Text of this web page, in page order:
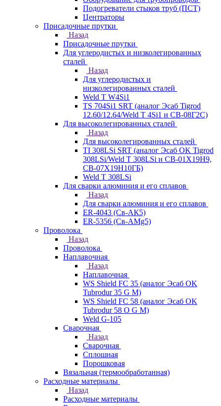
Подогреватели стыков труб (ПСТ)
Центраторы
Присадочные прутки
Назад
Присадочные прутки
Для углеродистых и низколегированных
сталей
Назад
Для углеродистых и
низколегированных сталей
Weld T W4Si1
TS 704Si1 SRT (аналог Эсаб Tigrod
12.60/12.64/Weld T 4Si1 и СВ-08Г2С)
Для высоколегированных сталей
Назад
Для высоколегированных сталей
TI 308LSi SRT (аналог Эсаб OK Tigrod
308LSi/Weld T 308LSi и СВ-01Х19Н9,
СВ-07Х19Н10ГБ)
Weld T 308LSi
Для сварки алюминия и его сплавов
Назад
Для сварки алюминия и его сплавов
ER-4043 (Св-АК5)
ER-5356 (Св-АМg5)
Проволока
Назад
Проволока
Наплавочная
Назад
Наплавочная
WS Shield FC 35 (аналог Эсаб OK
Tubrodur 35 G M)
WS Shield FC 58 (аналог Эсаб OK
Tubrodur 58 O G M)
Weld G-105
Сварочная
Назад
Сварочная
Сплошная
Порошковая
Вязальная (термообработанная)
Расходные материалы
Назад
Расходные материалы